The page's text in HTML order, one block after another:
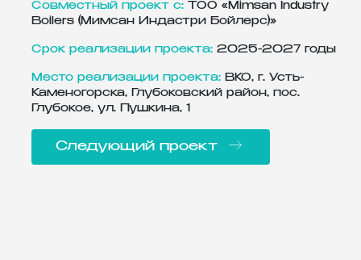
Совместный проект с: ТОО «Mimsan Industry
Boilers (Мимсан Индастри Бойлерс)»
Срок реализации проекта: 2025-2027 годы
Место реализации проекта: ВКО, г. Усть-
Каменогорска, Глубоковский район, пос.
Глубокое, ул. Пушкина, 1
Следующий проект